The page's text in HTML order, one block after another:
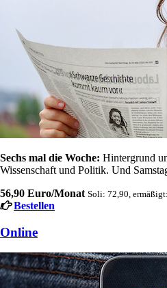
Sechs mal die Woche: Hintergrund
Wissenschaft und Politik. Und
56,90 Euro/Monat Soli: 72,90,
Bestellen
Online